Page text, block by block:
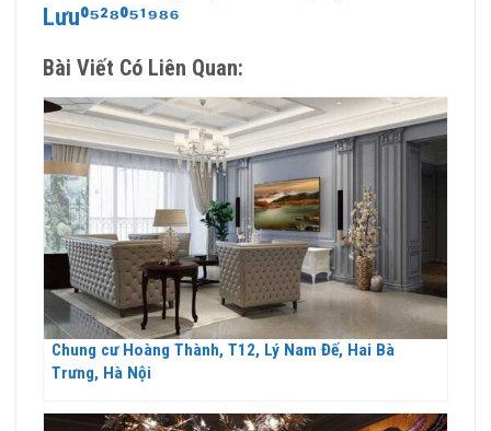
Lưu⁰⁵²⁸⁰⁵¹⁹⁸⁶
Bài Viết Có Liên Quan:
Chung cư Hoàng Thành, T12, Lý Nam Đế, Hai Bà
Trưng, Hà Nội